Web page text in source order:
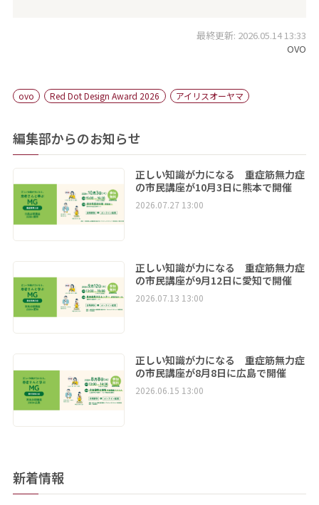
最終更新: 2026.05.14 13:33
OVO
ovo Red Dot Design Award 2026 アイリスオーヤマ
編集部からのお知らせ
正しい知識が力になる 重症筋無力症
の市民講座が10月3日に熊本で開催
2026.07.27 13:00
正しい知識が力になる 重症筋無力症
の市民講座が9月12日に愛知で開催
2026.07.13 13:00
正しい知識が力になる 重症筋無力症
の市民講座が8月8日に広島で開催
2026.06.15 13:00
新着情報